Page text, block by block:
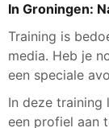
In Groningen:
Training is
media. Heb je
een speciale
In deze training
een profiel aan